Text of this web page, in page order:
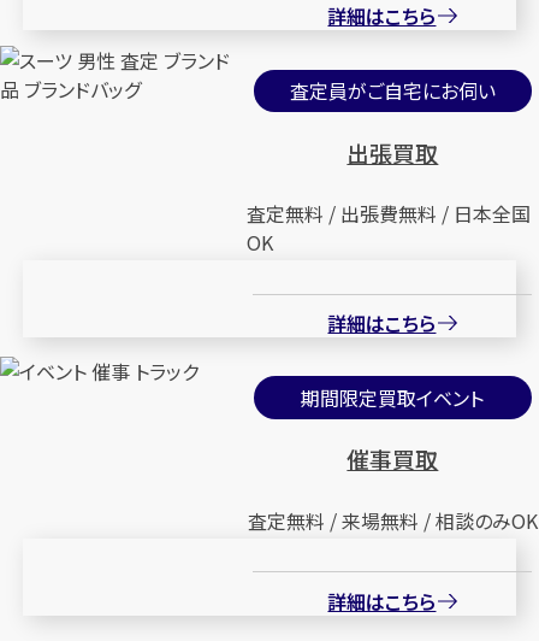
詳細はこちら
査定員がご自宅にお伺い
出張買取
査定無料 / 出張費無料 / 日本全国
OK
詳細はこちら
期間限定買取イベント
催事買取
査定無料 / 来場無料 / 相談のみOK
詳細はこちら